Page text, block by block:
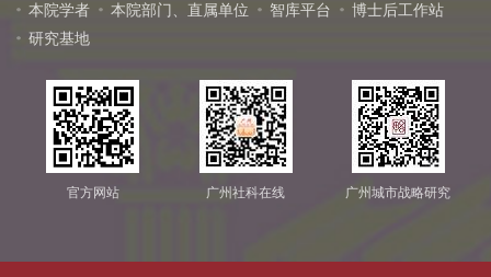
本院学者 本院部门、直属单位 智库平台
博士后工作站
研究基地
官方网站 广州社科在线 广州城市战略研究